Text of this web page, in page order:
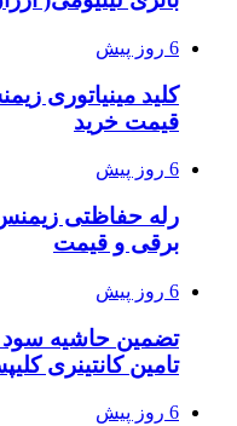
6 روز پیش
قیمت خرید
6 روز پیش
رله حفاظتی
برقی و قیمت
6 روز پیش
تضمین حاشیه سود
تامین کانتینری
6 روز پیش